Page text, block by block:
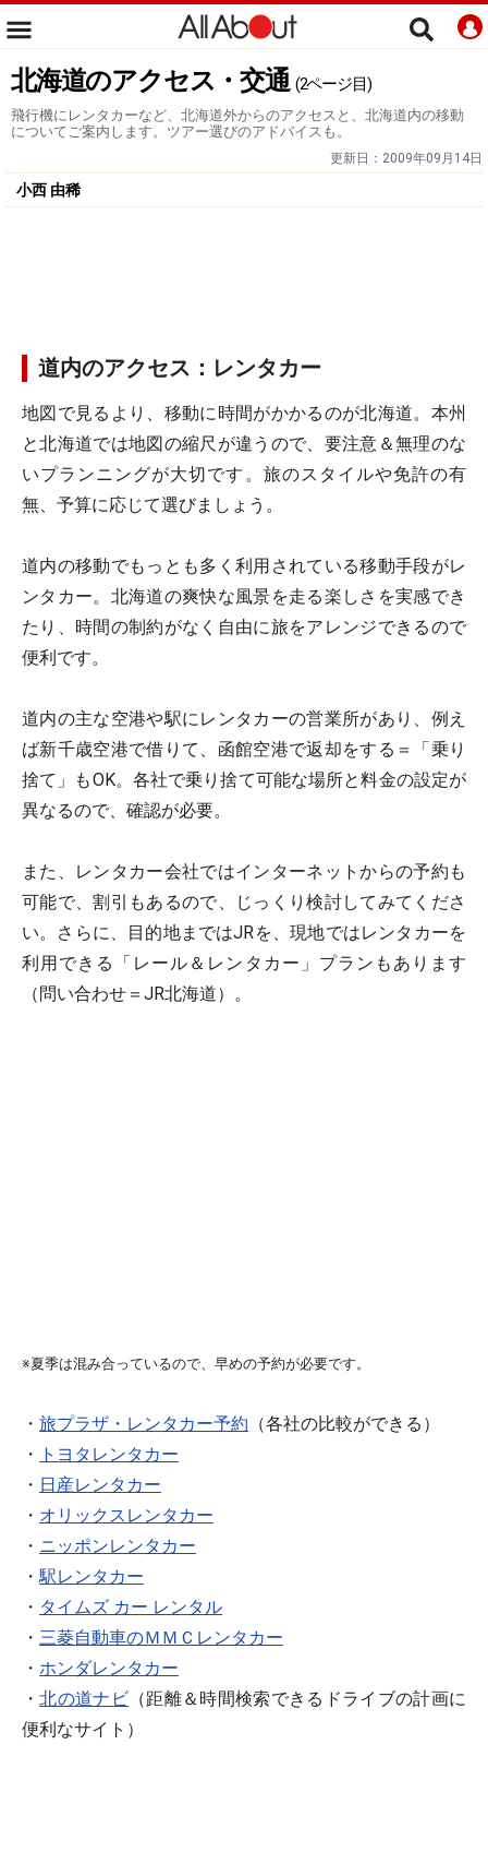
北海道のアクセス・交通 (2ページ目)
飛行機にレンタカーなど、北海道外からのアクセスと、北海道内の移動
についてご案内します。ツアー選びのアドバイスも。
更新日： 2009年09月14日
小西 由稀
道内のアクセス：レンタカー
地図で見るより、移動に時間がかかるのが北海道。本州
と北海道では地図の縮尺が違うので、要注意＆無理のな
いプランニングが大切です。旅のスタイルや免許の有
無、予算に応じて選びましょう。
道内の移動でもっとも多く利用されている移動手段がレ
ンタカー。北海道の爽快な風景を走る楽しさを実感でき
たり、時間の制約がなく自由に旅をアレンジできるので
便利です。
道内の主な空港や駅にレンタカーの営業所があり、例え
ば新千歳空港で借りて、函館空港で返却をする＝「乗り
捨て」もOK。各社で乗り捨て可能な場所と料金の設定が
異なるので、確認が必要。
また、レンタカー会社ではインターネットからの予約も
可能で、割引もあるので、じっくり検討してみてくださ
い。さらに、目的地まではJRを、現地ではレンタカーを
利用できる「レール＆レンタカー」プランもあります
（問い合わせ＝JR北海道）。
※夏季は混み合っているので、早めの予約が必要です。
・ 旅プラザ・レンタカー予約 （各社の比較ができる）
・
トヨタレンタカー
・ 日産レンタカー
・ オリックスレンタカー
・ ニッポンレンタカー
・駅レンタカー
・ タイムズ カー レンタル
・ 三菱自動車のＭＭＣレンタカー
・ ホンダレンタカー
・北の道ナビ （距離＆時間検索できるドライブの計画に
便利なサイト）